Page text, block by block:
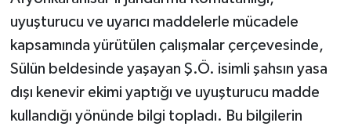
uyuşturucu ve uyarıcı maddelerle mücadele
kapsamında yürütülen çalışmalar çerçevesinde,
Sülün beldesinde yaşayan Ş.Ö. isimli şahsın yasa
dışı kenevir ekimi yaptığı ve uyuşturucu madde
kullandığı yönünde bilgi topladı. Bu bilgilerin